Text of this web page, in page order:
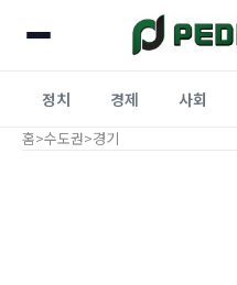
정치 경제 사회
홈>수도권>경기